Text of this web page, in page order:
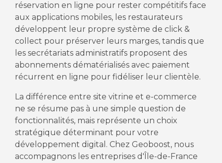
réservation en ligne pour rester compétitifs face
aux applications mobiles, les restaurateurs
développent leur propre système de click &
collect pour préserver leurs marges, tandis que
les secrétariats administratifs proposent des
abonnements dématérialisés avec paiement
récurrent en ligne pour fidéliser leur clientèle.
La différence entre site vitrine et e-commerce
ne se résume pas à une simple question de
fonctionnalités, mais représente un choix
stratégique déterminant pour votre
développement digital. Chez Geoboost, nous
accompagnons les entreprises d'Île-de-France